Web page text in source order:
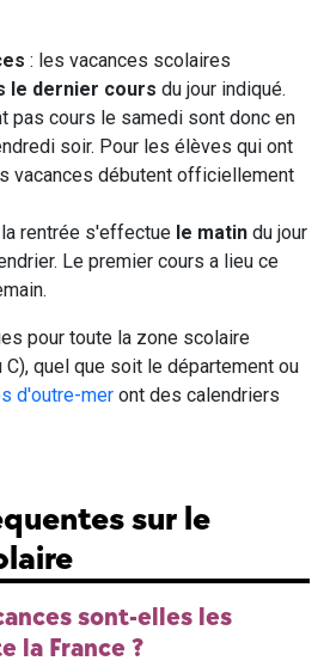
: les vacances scolaires
le dernier cours du jour indiqué.
pas cours le samedi sont donc en
soir. Pour les élèves qui ont
vacances débutent officiellement
rentrée s'effectue le matin du jour
Le premier cours a lieu ce
pour toute la zone scolaire
C), quel que soit le département ou
d'outre-mer ont des calendriers
sur le
sont-elles les
la France ?